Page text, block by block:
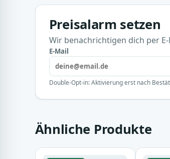
Preisalarm setzen
Wir benachrichtigen dich per
E-Mail
Double-Opt-in: Aktivierung erst nach
Ähnliche Produkte